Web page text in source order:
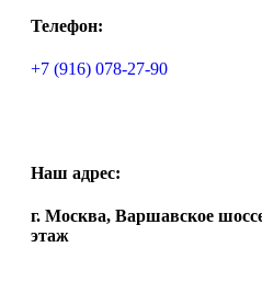
Телефон:
+7 (916) 078-27-90
Наш адрес:
г. Москва, Варшавское
этаж